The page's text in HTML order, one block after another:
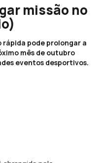
missão no
pode prolongar a
mês de outubro
eventos desportivos.